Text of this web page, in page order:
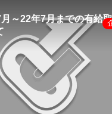
～22年7月までの有給